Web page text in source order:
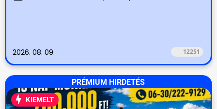
2026. 08. 09. 12251
PRÉMIUM HIRDETÉS
KIEMELT